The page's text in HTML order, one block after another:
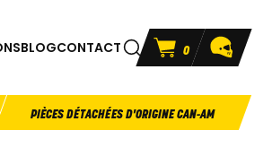
BLOGCONTACT 0
PIÈCES DÉTACHÉES D'ORIGINE CAN-AM